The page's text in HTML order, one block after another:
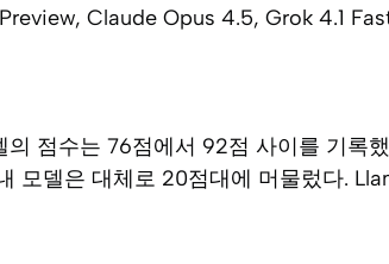
Claude Opus 4.5, Grok 4.1
의 점수는 76점에서 92점 사이를 기록
모델은 대체로 20점대에 머물렀다.